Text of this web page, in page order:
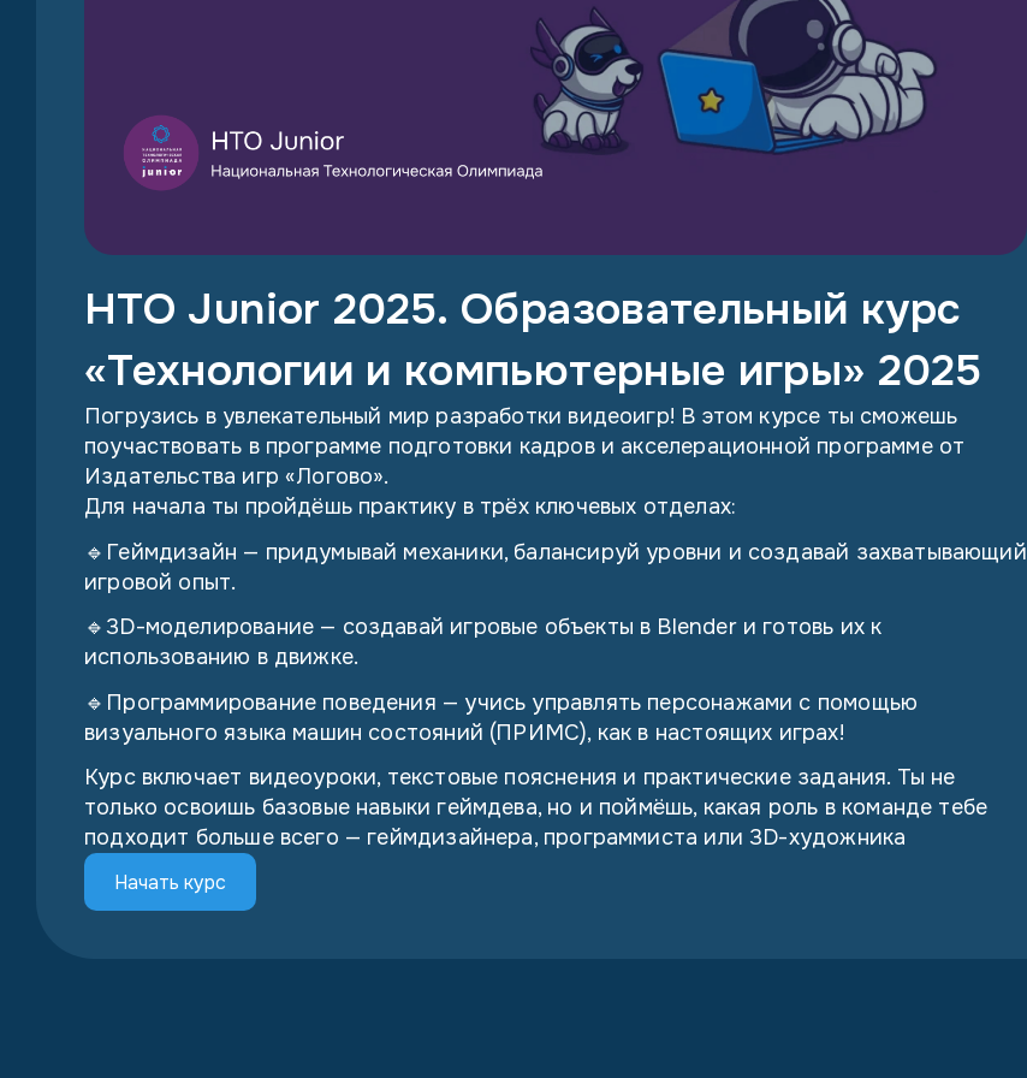
НТО Junior 2025. Образовательный курс
«Технологии и компьютерные игры» 2025
Погрузись в увлекательный мир разработки видеоигр! В этом курсе ты сможешь
поучаствовать в программе подготовки кадров и акселерационной программе от
Издательства игр «Логово».
Для начала ты пройдёшь практику в трёх ключевых отделах:
🔹Геймдизайн — придумывай механики, балансируй уровни и создавай захватывающий
игровой опыт.
🔹3D-моделирование — создавай игровые объекты в Blender и готовь их к
использованию в движке.
🔹Программирование поведения — учись управлять персонажами с помощью
визуального языка машин состояний (ПРИМС), как в настоящих играх!
Курс включает видеоуроки, текстовые пояснения и практические задания. Ты не
только освоишь базовые навыки геймдева, но и поймёшь, какая роль в команде тебе
подходит больше всего — геймдизайнера, программиста или 3D-художника
Начать курс